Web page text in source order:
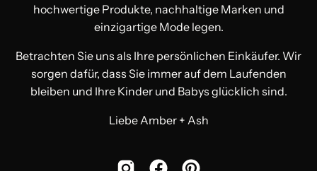
hochwertige Produkte, nachhaltige Marken und
einzigartige Mode legen.
Betrachten Sie uns als Ihre persönlichen Einkäufer. Wir
sorgen dafür, dass Sie immer auf dem Laufenden
bleiben und Ihre Kinder und Babys glücklich sind.
Liebe Amber + Ash